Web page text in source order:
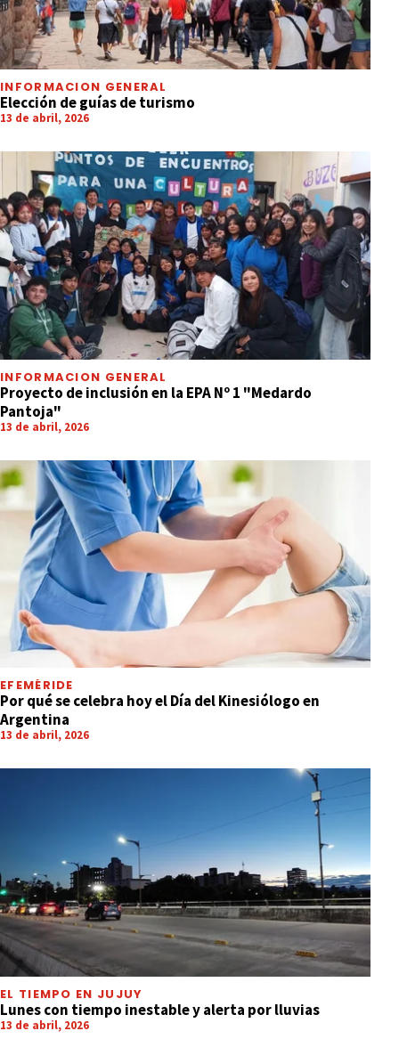
INFORMACION GENERAL
Elección de guías de turismo
13 de abril, 2026
INFORMACION GENERAL
Proyecto de inclusión en la EPA Nº 1 "Medardo
Pantoja"
13 de abril, 2026
EFEMÉRIDE
Por qué se celebra hoy el Día del Kinesiólogo en
Argentina
13 de abril, 2026
EL TIEMPO EN JUJUY
Lunes con tiempo inestable y alerta por lluvias
13 de abril, 2026